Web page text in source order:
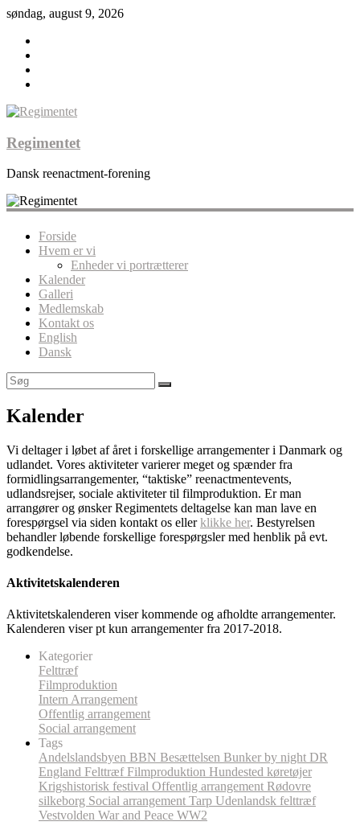
søndag, august 9, 2026
Regimentet
Dansk reenactment-forening
Forside
Hvem er vi
Enheder vi portrætterer
Kalender
Galleri
Medlemskab
Kontakt os
English
Dansk
Kalender
Vi deltager i løbet af året i forskellige arrangementer i Danmark og
udlandet. Vores aktiviteter varierer meget og spænder fra
formidlingsarrangementer, “taktiske” reenactmentevents,
udlandsrejser, sociale aktiviteter til filmproduktion. Er man
arrangører og ønsker Regimentets deltagelse kan man lave en
forespørgsel via siden kontakt os ellerklikke her. Bestyrelsen
behandler løbende forskellige forespørgsler med henblik på evt.
godkendelse.
Aktivitetskalenderen
Aktivitetskalenderen viser kommende og afholdte arrangementer.
Kalenderen viser pt kun arrangementer fra 2017-2018.
Kategorier
Felttræf
Filmproduktion
Intern Arrangement
Offentlig arrangement
Social arrangement
Tags
Andelslandsbyen BBN Besættelsen Bunker by night DR
England FelttræfFilmproduktion Hundested køretøjer
Krigshistorisk festival Offentlig arrangement Rødovre
silkeborg Social arrangement Tarp Udenlandsk felttræf
Vestvolden War and Peace WW2